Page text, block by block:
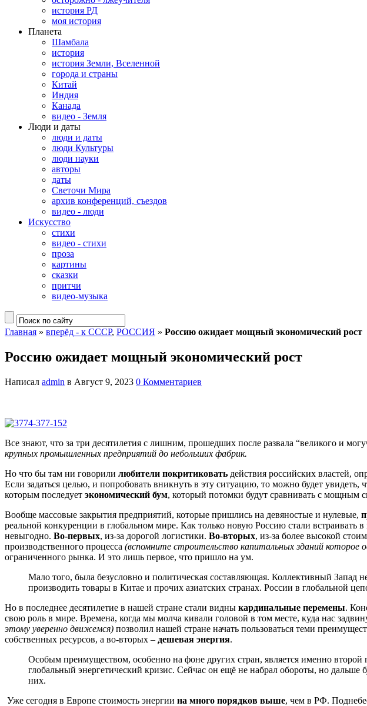
история РД
моя история
Планета
Шамбала
история
история Земли, Вселенной
города и страны
Китай
Индия
Канада
видео - Земля
Люди и даты
люди и даты
люди Культуры
люди науки
авторы
даты
Светочи Мира
архив конференций, съездов
видео - люди
Искусство
стихи
видео - стихи
проза
картины
сказки
притчи
видео-музыка
Главная » вперёд - к СССР, РОССИЯ » Россию ожидает мощный экономический рост
Россию ожидает мощный экономический рост
Написал admin в Август 9, 2023 0 Комментариев
Все знают, что за три десятилетия с лишним, прошедших после развала “великого и
крупных промышленных предприятий до небольших фабрик.
Но что бы там ни говорили любители покритиковать действия российских властей,
Если задаться целью, и попробовать вникнуть в эту ситуацию, то можно будет
которым последует экономический бум, который потомки будут сравнивать с
Вообще массовые закрытия предприятий, которые пришлись на девяностые и нулевые,
реальной конкуренции в глобальном мире. Как только новую Россию стали встраивать
невыгодно. Во-первых, из-за дорогой логистики. Во-вторых, из-за более высокой
производственного процесса (вспомните строительство капитальных зданий которое
ограниченного рынка. И это лишь первое, что пришло на ум.
Мало того, была безусловно и политическая составляющая. Коллективный Запад
производить товары в Китае и прочих азиатских странах. России в глобальной
Но в последнее десятилетие в нашей стране стали видны кардинальные перемены.
свою роль в мире. Времена, когда мы молча кивали головой в том месте, куда нас
этому уверенно движемся) позволил нашей стране начать пользоваться теми
собственных ресурсов, а во-вторых – дешевая энергия.
Особым преимуществом, особенно на фоне других стран, является именно
глобальный энергетический кризис. Сейчас он ещё не набрал обороты, но дальше
них.
Уже сегодня в Европе стоимость энергии на много порядков выше, чем в РФ.